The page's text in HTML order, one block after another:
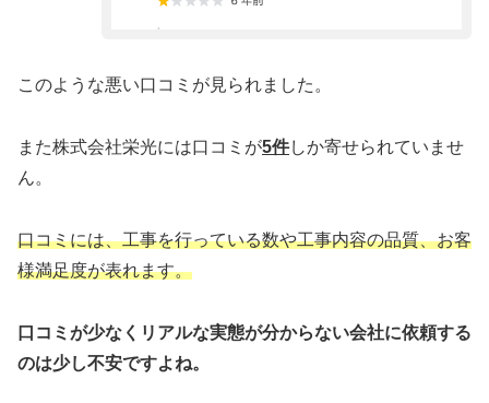
このような悪い口コミが見られました。
また株式会社栄光には口コミが5件しか寄せられていませ
ん。
口コミには、工事を行っている数や工事内容の品質、お客
様満足度が表れます。
口コミが少なくリアルな実態が分からない会社に依頼する
のは少し不安ですよね。